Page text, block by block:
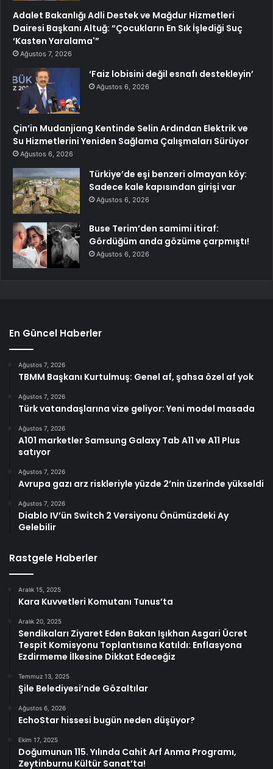
Adalet Bakanlığı Adli Destek ve Mağdur Hizmetleri
Dairesi Başkanı Altuğ: “Çocukların En Sık İşlediği Suç
‘Kasten Yaralama'”
Ağustos 7, 2026
‘Faiz lobisini değil esnafı destekleyin’
Ağustos 6, 2026
Çin’in Mudanjiang Kentinde Selin Ardından Elektrik ve
Su Hizmetlerini Yeniden Sağlama Çalışmaları Sürüyor
Ağustos 6, 2026
Türkiye’de eşi benzeri olmayan köy:
Sadece kale kapısından girişi var
Ağustos 6, 2026
Buse Terim’den samimi itiraf:
Gördüğüm anda gözüme çarpmıştı!
Ağustos 6, 2026
En Güncel Haberler
Ağustos 7, 2026
TBMM Başkanı Kurtulmuş: Genel af, şahsa özel af yok
Ağustos 7, 2026
Türk vatandaşlarına vize geliyor: Yeni model masada
Ağustos 7, 2026
A101 marketler Samsung Galaxy Tab A11 ve A11 Plus
satıyor
Ağustos 7, 2026
Avrupa gazı arz riskleriyle yüzde 2’nin üzerinde yükseldi
Ağustos 7, 2026
Diablo IV’ün Switch 2 Versiyonu Önümüzdeki Ay
Gelebilir
Rastgele Haberler
Aralık 15, 2025
Kara Kuvvetleri Komutanı Tunus’ta
Aralık 20, 2025
Sendikaları Ziyaret Eden Bakan Işıkhan Asgari Ücret
Tespit Komisyonu Toplantısına Katıldı: Enflasyona
Ezdirmeme İlkesine Dikkat Edeceğiz
Temmuz 13, 2025
Şile Belediyesi’nde Gözaltılar
Ağustos 6, 2026
EchoStar hissesi bugün neden düşüyor?
Ekim 17, 2025
Doğumunun 115. Yılında Cahit Arf Anma Programı,
Zeytinburnu Kültür Sanat’ta!